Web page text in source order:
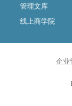
管理文库
线上商学院
企业